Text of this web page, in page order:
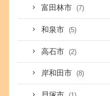
富田林市 (7)
和泉市 (5)
高石市 (2)
岸和田市 (8)